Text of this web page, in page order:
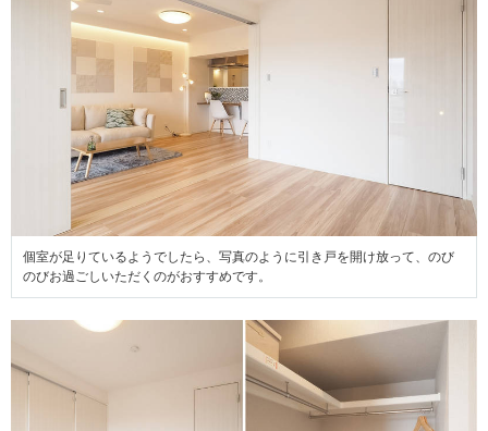
個室が足りているようでしたら、写真のように引き戸を開け放って、のび
のびお過ごしいただくのがおすすめです。